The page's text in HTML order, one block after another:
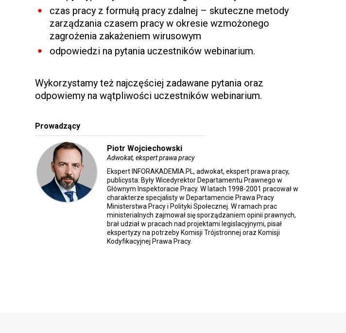
czas pracy z formułą pracy zdalnej – skuteczne metody
zarządzania czasem pracy w okresie wzmożonego
zagrożenia zakażeniem wirusowym
odpowiedzi na pytania uczestników webinarium.
Wykorzystamy też najczęściej zadawane pytania oraz
odpowiemy na wątpliwości uczestników webinarium.
Prowadzący
Piotr Wojciechowski
Adwokat, ekspert prawa pracy
Ekspert INFORAKADEMIA.PL, adwokat, ekspert prawa pracy,
publicysta. Były Wicedyrektor Departamentu Prawnego w
Głównym Inspektoracie Pracy. W latach 1998-2001 pracował w
charakterze specjalisty w Departamencie Prawa Pracy
Ministerstwa Pracy i Polityki Społecznej. W ramach prac
ministerialnych zajmował się sporządzaniem opinii prawnych,
brał udział w pracach nad projektami legislacyjnymi, pisał
ekspertyzy na potrzeby Komisji Trójstronnej oraz Komisji
Kodyfikacyjnej Prawa Pracy.